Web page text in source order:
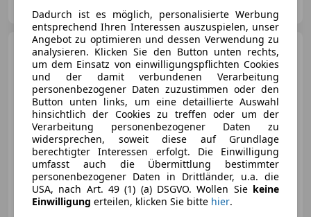
Mercedes-Benz E 53
AMGE 53 T AMG HYBRID
4MATIC+ Premium AHK
€ 84 950
Dadurch ist es möglich, personalisierte Werbung
entsprechend Ihren Interessen auszuspielen, unser
Angebot zu optimieren und dessen Verwendung zu
analysieren. Klicken Sie den Button unten rechts,
um dem Einsatz von einwilligungspflichten Cookies
und der damit verbundenen Verarbeitung
personenbezogener Daten zuzustimmen oder den
Button unten links, um eine detaillierte Auswahl
hinsichtlich der Cookies zu treffen oder um der
Verarbeitung personenbezogener Daten zu
widersprechen, soweit diese auf Grundlage
berechtigter Interessen erfolgt. Die Einwilligung
umfasst auch die Übermittlung bestimmter
personenbezogener Daten in Drittländer, u.a. die
USA, nach Art. 49 (1) (a) DSGVO. Wollen Sie keine
Einwilligung erteilen, klicken Sie bitte hier.